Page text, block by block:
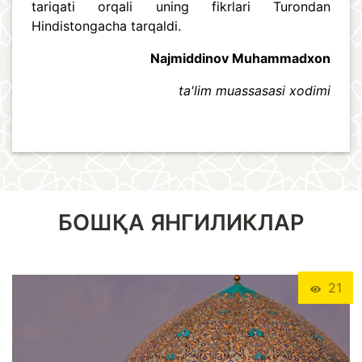
tariqati orqali uning fikrlari Turondan
Hindistongacha tarqaldi.
Najmiddinov Muhammadxon
ta'lim muassasasi xodimi
БОШҚА ЯНГИЛИКЛАР
21